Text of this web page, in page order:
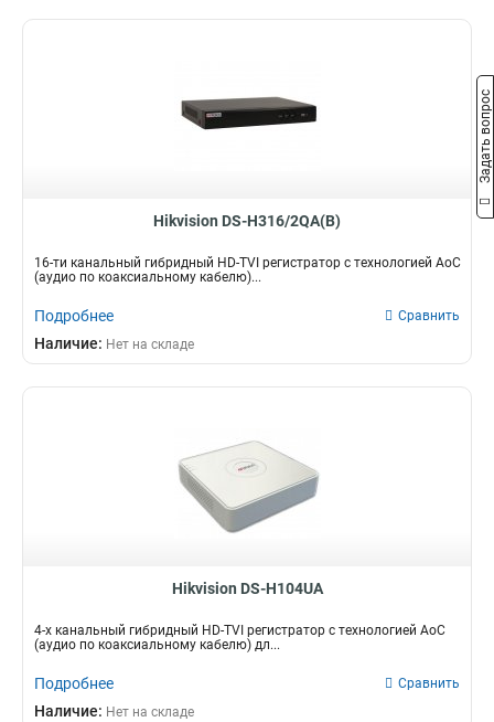
Hikvision DS-H316/2QA(B)
16-ти канальный гибридный HD-TVI регистратор c технологией AoC
(аудио по коаксиальному кабелю)...
Подробнее Сравнить
Наличие: Нет на складе
Hikvision DS-H104UA
4-х канальный гибридный HD-TVI регистратор с технологией AoC
(аудио по коаксиальному кабелю) дл...
Подробнее Сравнить
Наличие: Нет на складе
Задать вопрос